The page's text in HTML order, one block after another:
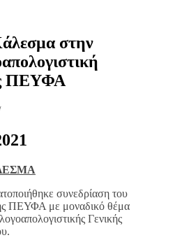
στην
ΠΕΥΦΑ
συνεδρίαση του
ΠΕΥΦΑ με μοναδικό θέμα
Γενικής